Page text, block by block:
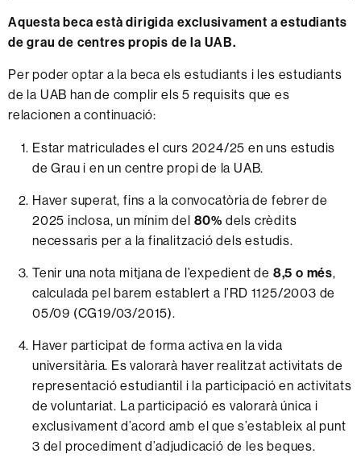
Aquesta beca està dirigida exclusivament a estudiants
de grau de centres propis de la UAB.
Per poder optar a la beca els estudiants i les estudiants
de la UAB han de complir els 5 requisits que es
relacionen a continuació:
Estar matriculades el curs 2024/25 en uns estudis
de Grau i en un centre propi de la UAB.
Haver superat, fins a la convocatòria de febrer de
2025 inclosa, un mínim del 80% dels crèdits
necessaris per a la finalització dels estudis.
Tenir una nota mitjana de l’expedient de 8,5 o més,
calculada pel barem establert a l’RD 1125/2003 de
05/09 (CG19/03/2015).
Haver participat de forma activa en la vida
universitària. Es valorarà haver realitzat activitats de
representació estudiantil i la participació en activitats
de voluntariat. La participació es valorarà única i
exclusivament d’acord amb el que s’estableix al punt
3 del procediment d’adjudicació de les beques.